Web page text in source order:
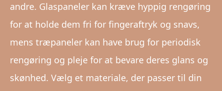
andre. Glaspaneler kan kræve hyppig rengøring
for at holde dem fri for fingeraftryk og snavs,
mens træpaneler kan have brug for periodisk
rengøring og pleje for at bevare deres glans og
skønhed. Vælg et materiale, der passer til din